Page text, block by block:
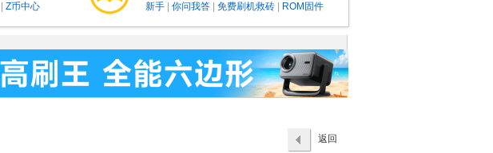
Z币中心 新手 你问我答 免费刷机救砖 ROM固件
返回